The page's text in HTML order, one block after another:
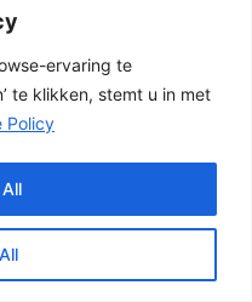
ervaring te
te klikken, stemt u in met
Policy
om meer dan alleen
u vooral een luxe
schutting met
goed passen.
beter dan alleen